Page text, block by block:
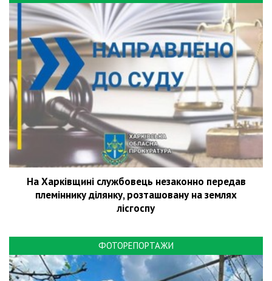
На Харківщині службовець незаконно передав
племіннику ділянку, розташовану на землях
лісгоспу
ФОТОРЕПОРТАЖИ